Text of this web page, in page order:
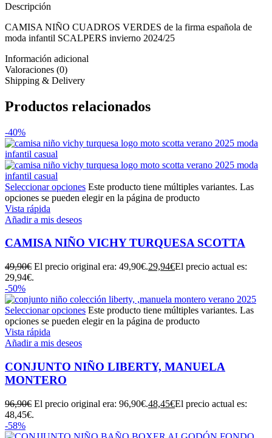
Descripción
CAMISA NIÑO CUADROS VERDES de la firma española de
moda infantil SCALPERS invierno 2024/25
Información adicional
Valoraciones (0)
Shipping & Delivery
Productos relacionados
-40%
Seleccionar opciones Este producto tiene múltiples variantes. Las
opciones se pueden elegir en la página de producto
Vista rápida
Añadir a mis deseos
CAMISA NIÑO VICHY TURQUESA SCOTTA
49,90€ El precio original era: 49,90€.29,94€El precio actual es:
29,94€.
-50%
Seleccionar opciones Este producto tiene múltiples variantes. Las
opciones se pueden elegir en la página de producto
Vista rápida
Añadir a mis deseos
CONJUNTO NIÑO LIBERTY, MANUELA
MONTERO
96,90€ El precio original era: 96,90€.48,45€El precio actual es:
48,45€.
-58%